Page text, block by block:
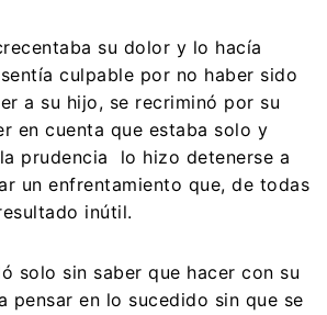
su dolor y lo hacía
culpable por no haber sido
a su hijo, se recriminó por su
en cuenta que estaba solo y
prudencia lo hizo detenerse a
un enfrentamiento que, de todas
inútil.
solo sin saber que hacer con su
pensar en lo sucedido sin que se